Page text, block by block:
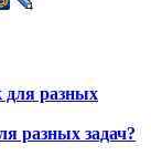
разных задач?